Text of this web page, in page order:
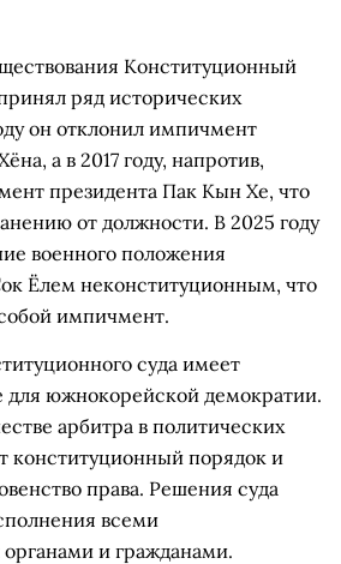
Конституционный
ряд исторических
он отклонил импичмент
а в 2017 году, напротив,
президента Пак Кын Хе, что
от должности. В 2025 году
военного положения
Ёлем неконституционным, что
импичмент.
суда имеет
для южнокорейской демократии.
арбитра в политических
конституционный порядок и
права. Решения суда
всеми
и гражданами.